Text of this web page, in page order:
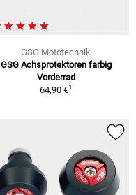
GSG Mototechnik
GSG Achsprotektoren farbig
Vorderrad
64,90 €1